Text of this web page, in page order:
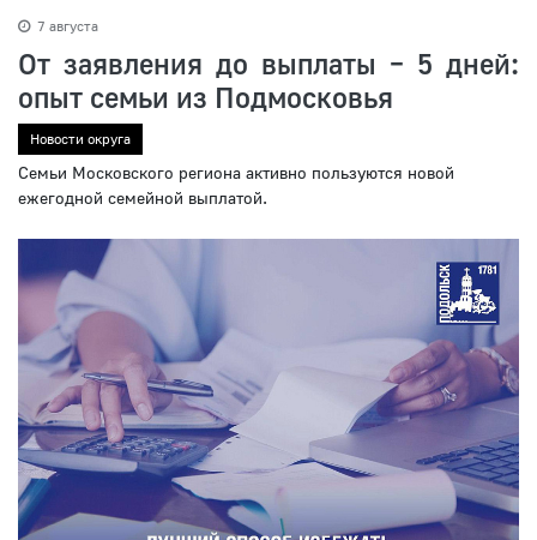
7 августа
От заявления до выплаты – 5 дней:
опыт семьи из Подмосковья
Новости округа
Семьи Московского региона активно пользуются новой
ежегодной семейной выплатой.